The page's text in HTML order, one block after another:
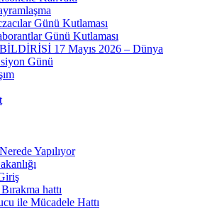
Günü Kutlaması
Günü Kutlaması
17 Mayıs 2026 – Dünya
Günü
Yapılıyor
hattı
ile Mücadele Hattı